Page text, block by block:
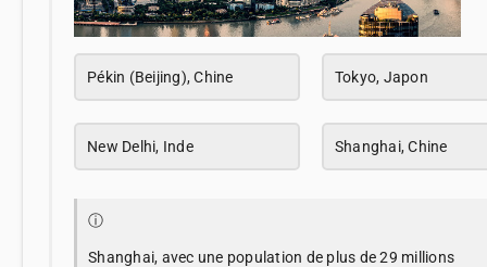
Pékin (Beijing), Chine Tokyo, Japon
New Delhi, Inde Shanghai, Chine
ⓘ
Shanghai, avec une population de plus de 29 millions